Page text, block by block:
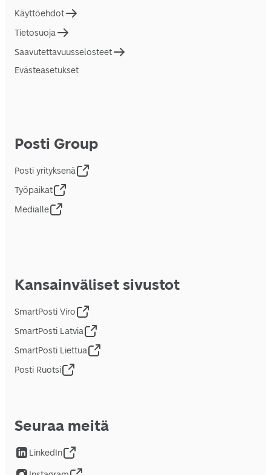
Käyttöehdot
Tietosuoja
Saavutettavuusselosteet
Evästeasetukset
Posti Group
Posti yrityksenä
Työpaikat
Medialle
Kansainväliset sivustot
SmartPosti Viro
SmartPosti Latvia
SmartPosti Liettua
Posti Ruotsi
Seuraa meitä
LinkedIn